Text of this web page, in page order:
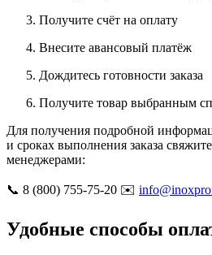
Получите счёт на оплату
Внесите авансовый платёж
Дождитесь готовности заказа
Получите товар выбранным
Для получения подробной
и сроках выполнения заказа
менеджерами:
📞 8 (800) 755-75-20 ✉️
Удобные способы